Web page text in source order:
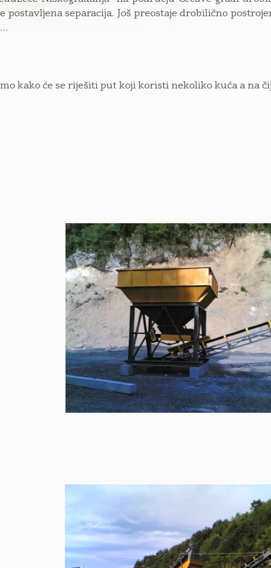
postavljena separacija. Još preostaje drobilično
kako će se riješiti put koji koristi nekoliko kuća a na